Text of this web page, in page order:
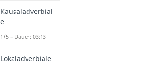
Kausaladverbial
e
1/5 – Dauer: 03:13
Lokaladverbiale